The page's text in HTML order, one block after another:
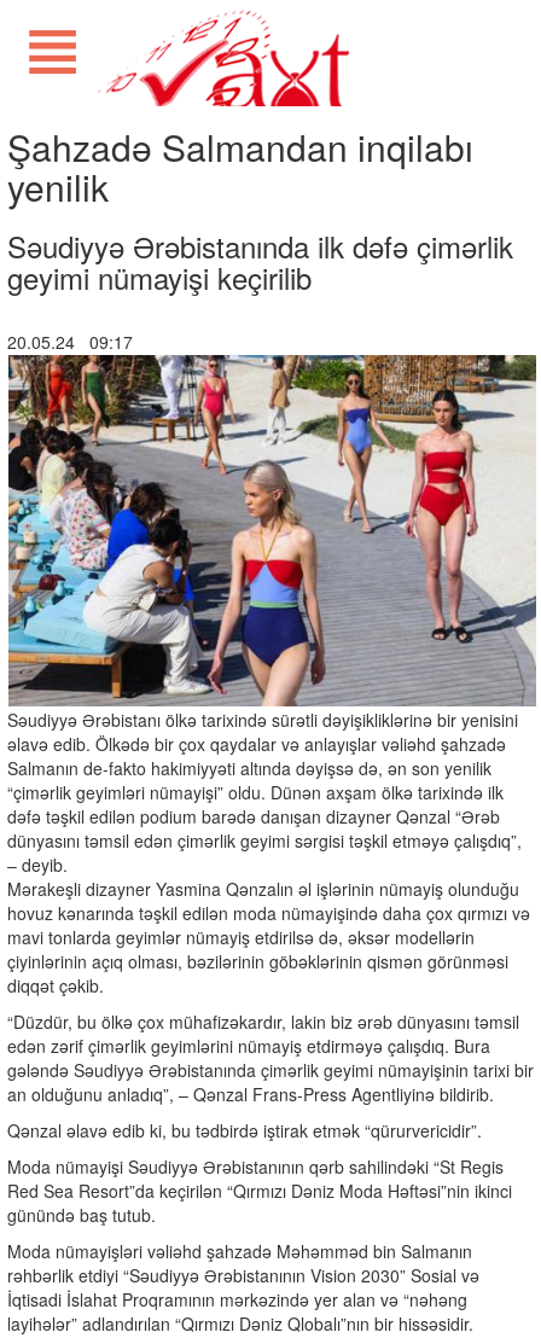
Şahzadə Salmandan inqilabı
yenilik
Səudiyyə Ərəbistanında ilk dəfə çimərlik
geyimi nümayişi keçirilib
20.05.24 09:17
Səudiyyə Ərəbistanı ölkə tarixində sürətli dəyişikliklərinə bir yenisini
əlavə edib. Ölkədə bir çox qaydalar və anlayışlar vəliəhd şahzadə
Salmanın de-fakto hakimiyyəti altında dəyişsə də, ən son yenilik
“çimərlik geyimləri nümayişi” oldu. Dünən axşam ölkə tarixində ilk
dəfə təşkil edilən podium barədə danışan dizayner Qənzal “Ərəb
dünyasını təmsil edən çimərlik geyimi sərgisi təşkil etməyə çalışdıq”,
– deyib.
Mərakeşli dizayner Yasmina Qənzalın əl işlərinin nümayiş olunduğu
hovuz kənarında təşkil edilən moda nümayişində daha çox qırmızı və
mavi tonlarda geyimlər nümayiş etdirilsə də, əksər modellərin
çiyinlərinin açıq olması, bəzilərinin göbəklərinin qismən görünməsi
diqqət çəkib.
“Düzdür, bu ölkə çox mühafizəkardır, lakin biz ərəb dünyasını təmsil
edən zərif çimərlik geyimlərini nümayiş etdirməyə çalışdıq. Bura
gələndə Səudiyyə Ərəbistanında çimərlik geyimi nümayişinin tarixi bir
an olduğunu anladıq”, – Qənzal Frans-Press Agentliyinə bildirib.
Qənzal əlavə edib ki, bu tədbirdə iştirak etmək “qürurvericidir”.
Moda nümayişi Səudiyyə Ərəbistanının qərb sahilindəki “St Regis
Red Sea Resort”da keçirilən “Qırmızı Dəniz Moda Həftəsi”nin ikinci
günündə baş tutub.
Moda nümayişləri vəliəhd şahzadə Məhəmməd bin Salmanın
rəhbərlik etdiyi “Səudiyyə Ərəbistanının Vision 2030” Sosial və
İqtisadi İslahat Proqramının mərkəzində yer alan və “nəhəng
layihələr” adlandırılan “Qırmızı Dəniz Qlobalı”nın bir hissəsidir.